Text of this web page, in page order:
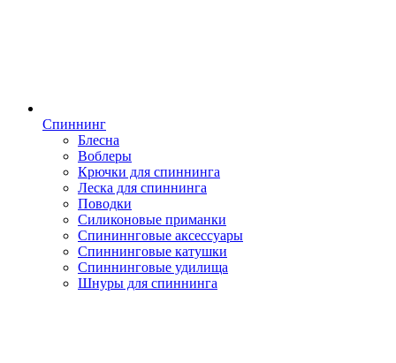
Спиннинг
Блесна
Воблеры
Крючки для спиннинга
Леска для спиннинга
Поводки
Силиконовые приманки
Спининнговые аксессуары
Спиннинговые катушки
Спиннинговые удилища
Шнуры для спиннинга